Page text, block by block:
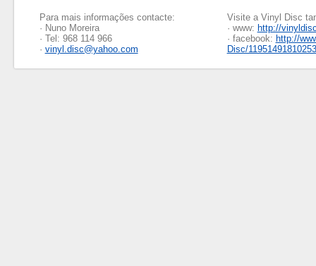
Para mais informações contacte:
· Nuno Moreira
· Tel: 968 114 966
· vinyl.disc@yahoo.com
Visite a Vinyl Disc
· www: http://
· facebook: http://
Disc/